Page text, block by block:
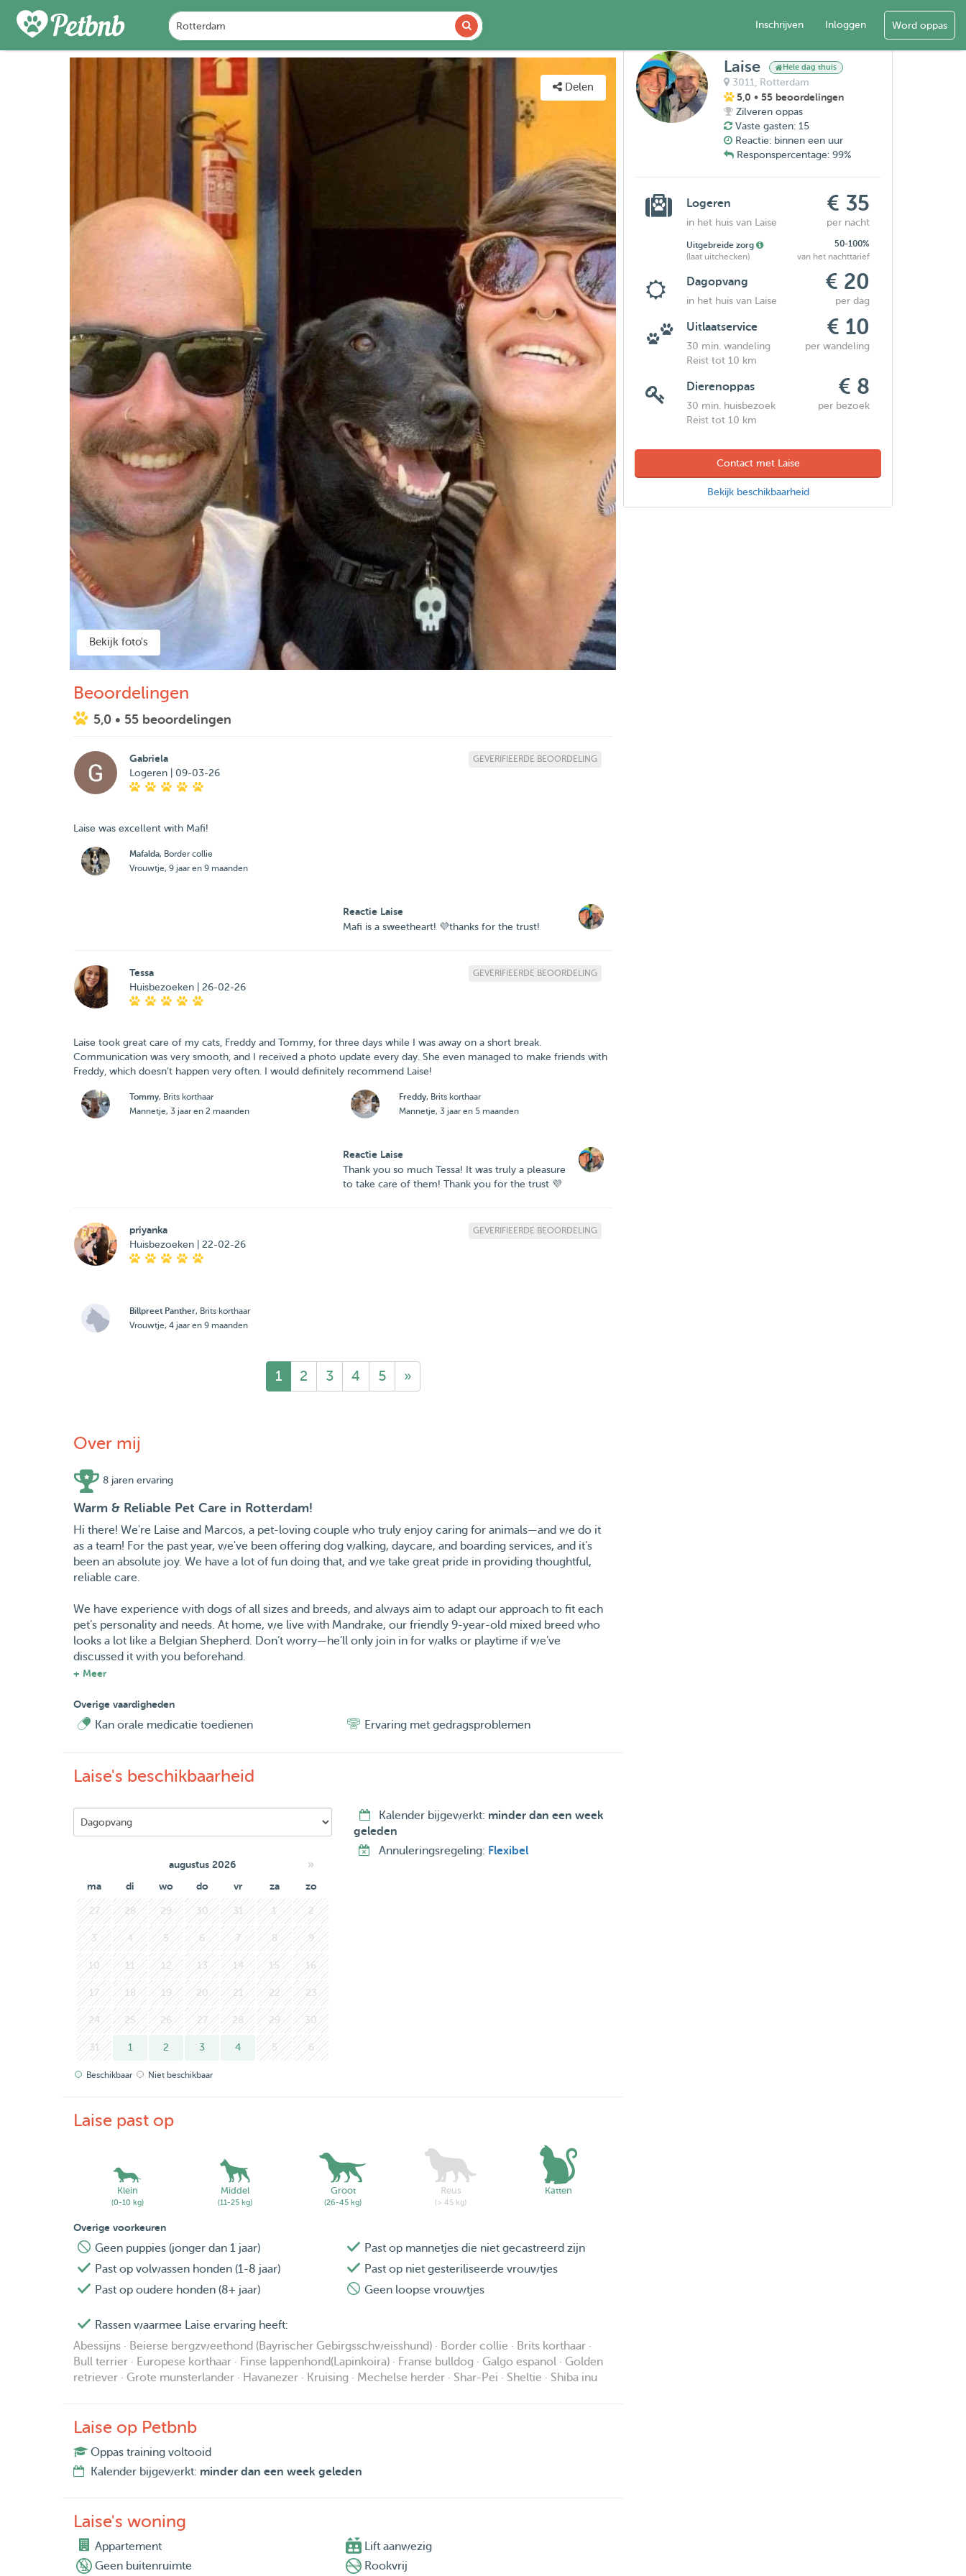
Inschrijven Inloggen Word oppas
BEOORDELINGEN KAART
Delen
Bekijk foto's
Beoordelingen
5,0 • 55 beoordelingen
Gabriela
Logeren | 09-03-26
GEVERIFIEERDE BEOORDELING
Laise was excellent with Mafi!
Mafalda, Border collie
Vrouwtje, 9 jaar en 9 maanden
Reactie Laise
Mafi is a sweetheart! 💜thanks for the trust!
Tessa
Huisbezoeken | 26-02-26
GEVERIFIEERDE BEOORDELING
Laise took great care of my cats, Freddy and Tommy, for three days while I was away on a short break.
Communication was very smooth, and I received a photo update every day. She even managed to make friends with
Freddy, which doesn’t happen very often. I would definitely recommend Laise!
Tommy, Brits korthaar
Mannetje, 3 jaar en 2 maanden
Freddy, Brits korthaar
Mannetje, 3 jaar en 5 maanden
Reactie Laise
Thank you so much Tessa! It was truly a pleasure
to take care of them! Thank you for the trust 💜
priyanka
Huisbezoeken | 22-02-26
GEVERIFIEERDE BEOORDELING
Billpreet Panther, Brits korthaar
Vrouwtje, 4 jaar en 9 maanden
1 2 3 4 5 »
Over mij
8 jaren ervaring
Warm & Reliable Pet Care in Rotterdam!
Hi there! We're Laise and Marcos, a pet-loving couple who truly enjoy caring for animals—and we do it
as a team! For the past year, we've been offering dog walking, daycare, and boarding services, and it’s
been an absolute joy. We have a lot of fun doing that, and we take great pride in providing thoughtful,
reliable care.
We have experience with dogs of all sizes and breeds, and always aim to adapt our approach to fit each
pet’s personality and needs. At home, we live with Mandrake, our friendly 9-year-old mixed breed who
looks a lot like a Belgian Shepherd. Don’t worry—he’ll only join in for walks or playtime if we’ve
discussed it with you beforehand.
happy and comfortable while you're away.
Looking for warm, experienced, and trustworthy pet care? Send us a message—we’d love to meet you
+ Meer
Overige vaardigheden
Kan orale medicatie toedienen Ervaring met gedragsproblemen
Laise's beschikbaarheid
augustus 2026 »
ma di wo do vr za zo
27 28 29 30 31 1 2
3 4 5 6 7 8 9
10 11 12 13 14 15 16
17 18 19 20 21 22 23
24 25 26 27 28 29 30
31 1 2 3 4 5 6
Beschikbaar Niet beschikbaar
Kalender bijgewerkt: minder dan een week
geleden
Annuleringsregeling: Flexibel
Laise past op
Klein
(0-10 kg)
Middel
(11-25 kg)
Groot
(26-45 kg)
Reus
(> 45 kg)
Katten
Overige voorkeuren
Geen puppies (jonger dan 1 jaar)
Past op volwassen honden (1-8 jaar)
Past op oudere honden (8+ jaar)
Past op mannetjes die niet gecastreerd zijn
Past op niet gesteriliseerde vrouwtjes
Geen loopse vrouwtjes
Rassen waarmee Laise ervaring heeft:
Abessijns · Beierse bergzweethond (Bayrischer Gebirgsschweisshund) · Border collie · Brits korthaar ·
Bull terrier · Europese korthaar · Finse lappenhond(Lapinkoira) · Franse bulldog · Galgo espanol · Golden
retriever · Grote munsterlander · Havanezer · Kruising · Mechelse herder · Shar-Pei · Sheltie · Shiba inu
Laise op Petbnb
Oppas training voltooid
Kalender bijgewerkt: minder dan een week geleden
Laise's woning
Appartement  Lift aanwezig
Geen buitenruimte
Rookvrij
Laise Hele dag thuis
3011, Rotterdam
5,0 • 55 beoordelingen
Zilveren oppas
Vaste gasten: 15
Reactie: binnen een uur
Responspercentage: 99%
Logeren € 35
in het huis van Laise per nacht
Uitgebreide zorg
50-100%
(laat uitchecken)
van het nachttarief
Dagopvang € 20
in het huis van Laise per dag
Uitlaatservice € 10
30 min. wandeling
per wandeling
Reist tot 10 km
Dierenoppas € 8
30 min. huisbezoek
per bezoek
Reist tot 10 km
Contact met Laise
Bekijk beschikbaarheid